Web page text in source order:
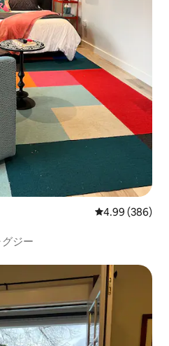
レビュー386
4.99 (386)
ジー
。